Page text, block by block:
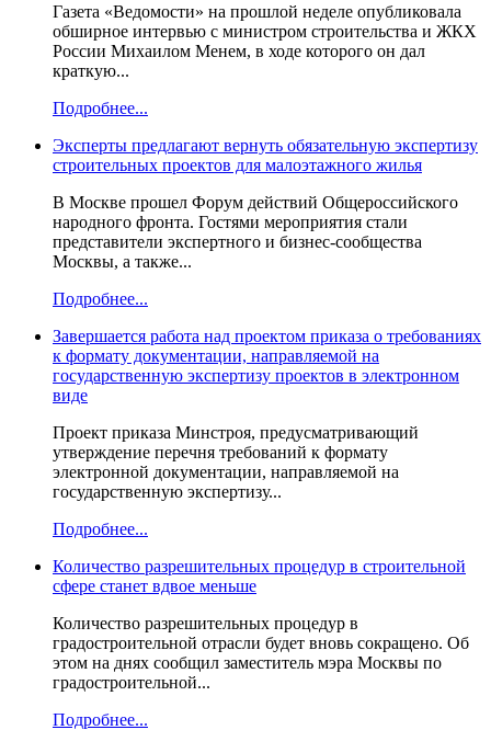
Газета «Ведомости» на прошлой неделе опубликовала
обширное интервью с министром строительства и ЖКХ
России Михаилом Менем, в ходе которого он дал
краткую...
Подробнее...
Эксперты предлагают вернуть обязательную экспертизу
строительных проектов для малоэтажного жилья
В Москве прошел Форум действий Общероссийского
народного фронта. Гостями мероприятия стали
представители экспертного и бизнес-сообщества
Москвы, а также...
Подробнее...
Завершается работа над проектом приказа о требованиях
к формату документации, направляемой на
государственную экспертизу проектов в электронном
виде
Проект приказа Минстроя, предусматривающий
утверждение перечня требований к формату
электронной документации, направляемой на
государственную экспертизу...
Подробнее...
Количество разрешительных процедур в строительной
сфере станет вдвое меньше
Количество разрешительных процедур в
градостроительной отрасли будет вновь сокращено. Об
этом на днях сообщил заместитель мэра Москвы по
градостроительной...
Подробнее...